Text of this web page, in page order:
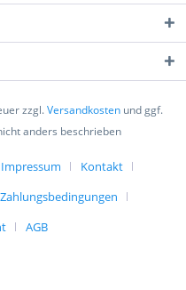
gelesen,
zzgl.Versandkosten und ggf.
anders beschrieben
Impressum
Kontakt
AGB